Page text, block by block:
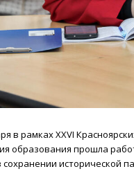
в рамках XXVI
образования прошла
сохранении исторической